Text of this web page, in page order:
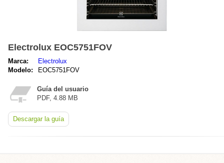
Electrolux EOC5751FOV
Marca:
Electrolux
Modelo:
EOC5751FOV
Guía del usuario
PDF, 4.88 MB
Descargar la guía